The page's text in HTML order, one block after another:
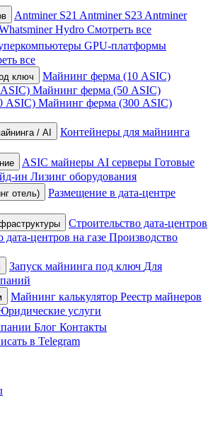
Antminer S21 Antminer S23 Antminer
Hydro Смотреть все
GPU‑платформы
все
ключ
Майнинг ферма (10 ASIC)
Майнинг ферма (50 ASIC)
ASIC) Майнинг ферма (300 ASIC)
/ AI
Контейнеры для майнинга
ASIC майнеры AI серверы Готовые
ин Лизинг оборудования
отель)
Размещение в дата-центре
Строительство дата-центров
дата-центров на газе Производство
Запуск майнинга под ключ Для
Майнинг калькулятор Реестр майнеров
услуги
Блог Контакты
в Telegram